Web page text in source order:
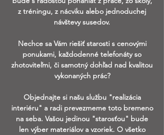
z tréningu, z nácviku alebo jednoduchej
návštevy susedov.
Nechce sa Vám riešiť starosti s cenovými
ponukami, každodenné telefonáty so
zhotoviteľmi, či samotný dohľad nad kvalitou
vykonaných prác?
Objednajte si našu službu "realizácia
interiéru" a radi prevezmeme toto bremeno
na seba. Vašou jedinou "starosťou" bude
len výber materiálov a vzoriek. O všetko